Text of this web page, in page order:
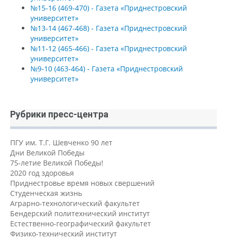
№15-16 (469-470) - Газета «Приднестровский
университет»
№13-14 (467-468) - Газета «Приднестровский
университет»
№11-12 (465-466) - Газета «Приднестровский
университет»
№9-10 (463-464) - Газета «Приднестровский
университет»
Рубрики пресс-центра
ПГУ им. Т.Г. Шевченко 90 лет
Дни Великой Победы
75-летие Великой Победы!
2020 год здоровья
Приднестровье время новых свершений
Студенческая жизнь
Аграрно-технологический факультет
Бендерский политехнический институт
Естественно-географический факультет
Физико-технический институт